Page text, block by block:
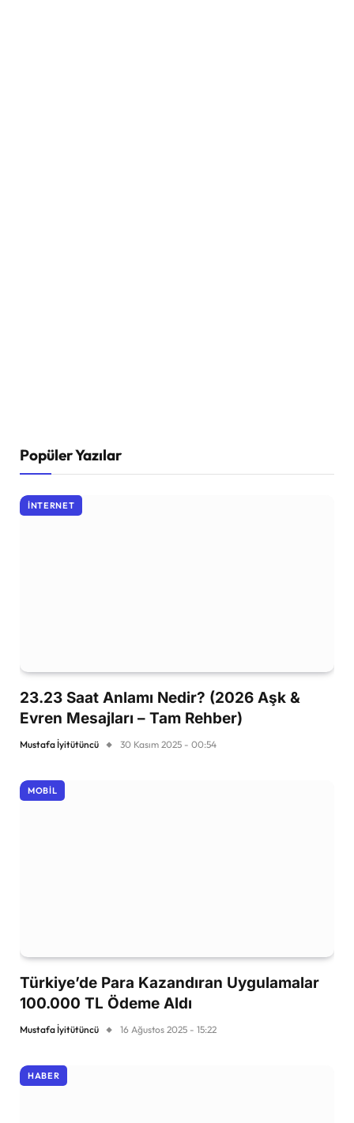
Popüler Yazılar
İNTERNET
23.23 Saat Anlamı Nedir? (2026 Aşk &
Evren Mesajları – Tam Rehber)
Mustafa İyitütüncü 30 Kasım 2025 - 00:54
MOBIL
Türkiye’de Para Kazandıran Uygulamalar
100.000 TL Ödeme Aldı
Mustafa İyitütüncü 16 Ağustos 2025 - 15:22
HABER